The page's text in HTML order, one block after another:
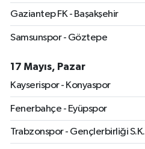
Gaziantep FK - Başakşehir
Samsunspor - Göztepe
17 Mayıs, Pazar
Kayserispor - Konyaspor
Fenerbahçe - Eyüpspor
Trabzonspor - Gençlerbirliği S.K.